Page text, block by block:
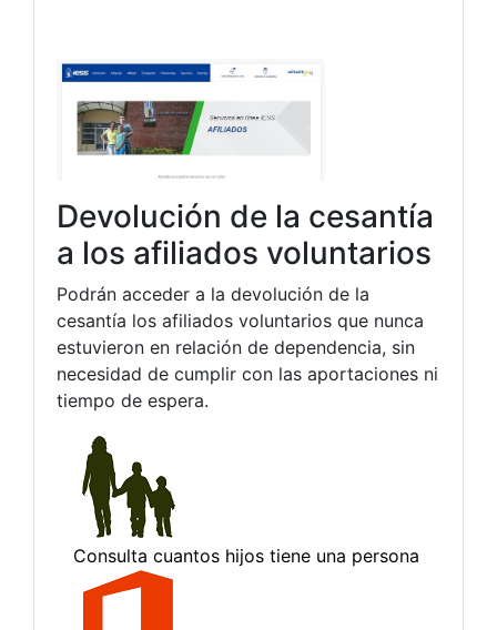
Devolución de la cesantía
a los afiliados voluntarios
Podrán acceder a la devolución de la
cesantía los afiliados voluntarios que nunca
estuvieron en relación de dependencia, sin
necesidad de cumplir con las aportaciones ni
tiempo de espera.